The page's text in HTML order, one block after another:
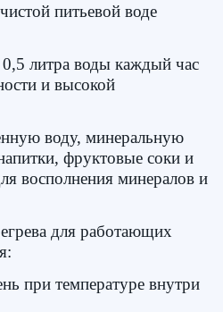
питьевой воде
литра воды каждый час
и высокой
воду, минеральную
фруктовые соки и
восполнения минералов и
для работающих
при температуре внутри